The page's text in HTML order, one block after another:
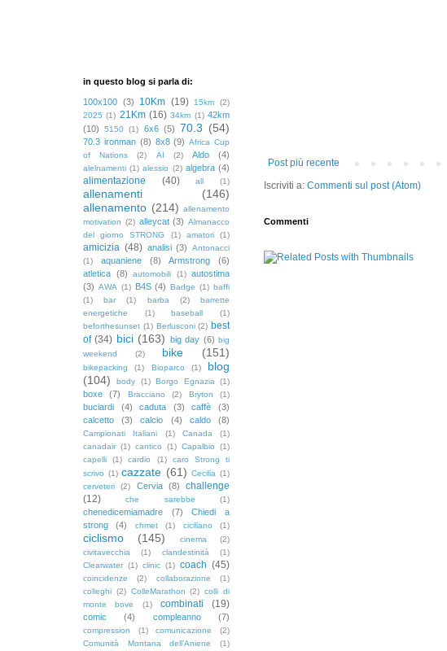
Post più recente
Iscriviti a: Commenti sul post (Atom)
Commenti
in questo blog si parla di:
100x100 (3) 10Km (19) 15km
(2)
2025 (1) 21Km (16) 34km (1) 42km
(10)
5150 (1) 6x6 (5) 70.3 (54)
70.3 ironman (8) 8x8 (9) Africa Cup
of Nations
(2) AI (2) Aldo (4)
alelnamenti (1) alessio (2) algebra (4)
alimentazione (40) all (1)
allenamenti
(146)
allenamento (214) allenamento
motivation (2) alleycat (3) Almanacco
del giorno STRONG
(1) amatori (1)
amicizia (48) analisi (3)
Antonacci
(1)
aquaniene (8) Armstrong
(6)
atletica (8) automobili (1) autostima
(3) AWA (1) B4S (4) Badge (1) baffi
(1)
bar (1) barba (2)
barrette
energetiche
(1) baseball
(1)
beforthesunset (1) Berlusconi (2) best
of (34) bici (163) big day (6) big
weekend
(2) bike (151)
bikepacking (1) Bioparco (1)
blog
(104)
body (1) Borgo Egnazia (1)
boxe (7) Bracciano (2) Bryton (1)
buciardi (4) caduta (3) caffè
(3)
calcetto
(3) calcio (4) caldo (8)
Campionati Italiani (1) Canada
(1)
canadair (1) cantico (1) Capalbio
(1)
capelli
(1) cardio (1)
caro Strong ti
scrivo (1) cazzate (61) Cecilia (1)
cerveteri
(2) Cervia (8)
challenge
(12)
che sarebbe (1)
chenedicemiamadre (7)
Chiedi a
strong
(4) chmet (1) ciciliano (1)
ciclismo (145) cinema
(2)
civitavecchia
(1) clandestinità
(1)
Clearwater (1) clinic (1) coach (45)
coincidenze (2) collaborazione
(1)
colleghi (2) ColleMarathon (2) colli di
monte bove
(1) combinati (19)
comic (4) compleanno (7)
compression (1) comunicazione
(2)
Comunità Montana dell'Aniene
(1)